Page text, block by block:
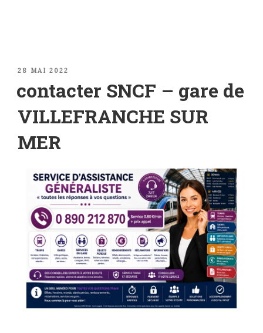
PUBLIÉ
28 MAI 2022
contacter SNCF – gare de
VILLEFRANCHE SUR
MER